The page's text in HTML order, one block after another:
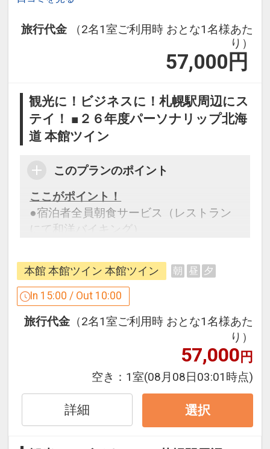
━━ご案内━━
・チェックイン14時～／チェックアウト
・当館には無料の駐車場はございませ
●近隣の契約駐車場（1泊1500円）12:00
～翌12:00 ※大きさ制限有り
三井のリパーク読売北海道ビル駐車場
口
設定期間：2024年6月17日～2027年6月
30日
旅行代金
（2名1室ご利用時 おとな1名様あた
り）
57,000 円
観光に！ビジネスに！札幌駅周辺にス
テイ！ ■２６年度パーソナリップ北海
道 本館ツイン
このプランのポイント
ここがポイント！
●宿泊者全員朝食サービス（レストラン
にて和洋バイキング）
※旅行代金に含まれます。
設定期間：2026年4月1日～2027年3月
31日
インターネットコース番号：DP-1-
本館 本館ツイン 本館ツイン 朝 昼 夕
In 15:00 / Out 10:00
旅行代金 （2名1室ご利用時 おとな1名様あた
り）
57,000円
空き： 1室(08月08日03:01時点)
詳細 選択